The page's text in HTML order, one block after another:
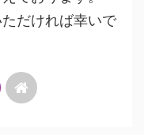
だければ幸いで